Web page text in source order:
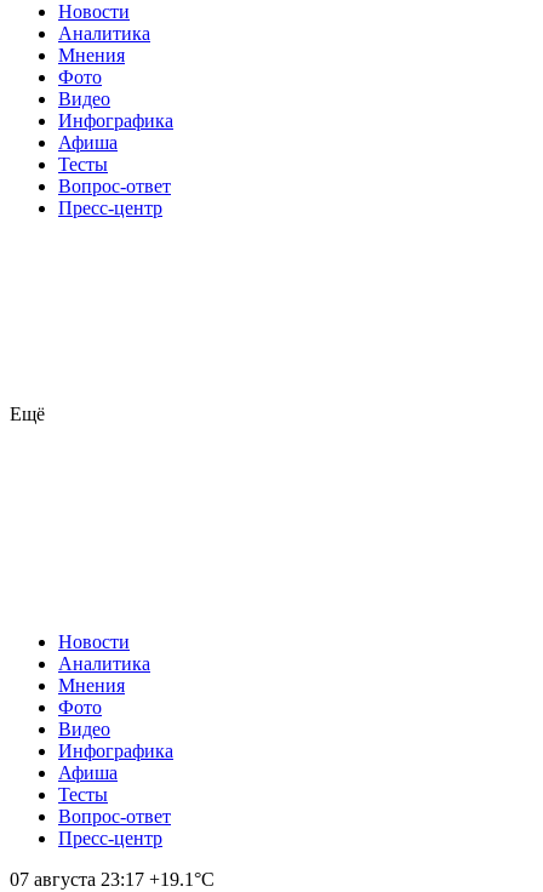
Новости
Аналитика
Мнения
Фото
Видео
Инфографика
Афиша
Тесты
Вопрос-ответ
Пресс-центр
Ещё
Новости
Аналитика
Мнения
Фото
Видео
Инфографика
Афиша
Тесты
Вопрос-ответ
Пресс-центр
07 августа 23:17 +19.1°С